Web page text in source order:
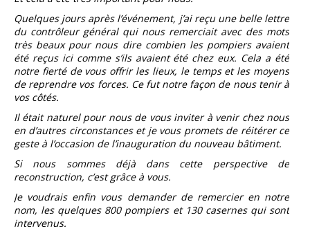
Quelques jours après l’événement, j’ai reçu une belle lettre
du contrôleur général qui nous remerciait avec des mots
très beaux pour nous dire combien les pompiers avaient
été reçus ici comme s’ils avaient été chez eux. Cela a été
notre fierté de vous offrir les lieux, le temps et les moyens
de reprendre vos forces. Ce fut notre façon de nous tenir à
vos côtés.
Il était naturel pour nous de vous inviter à venir chez nous
en d’autres circonstances et je vous promets de réitérer ce
geste à l’occasion de l’inauguration du nouveau bâtiment.
Si nous sommes déjà dans cette perspective de
reconstruction, c’est grâce à vous.
Je voudrais enfin vous demander de remercier en notre
nom, les quelques 800 pompiers et 130 casernes qui sont
intervenus.